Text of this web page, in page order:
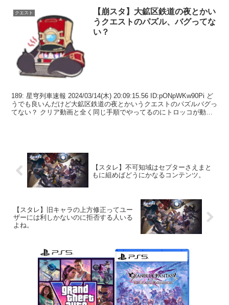
クエスト
【崩スタ】大鉱区鉄道の夜とかい
うクエストのパズル、バグってな
い？
189: 星穹列車速報 2024/03/14(木) 20:09:15.56 ID:pONpWKw90Pi ど
うでも良いんだけど大鉱区鉄道の夜とかいうクエストのパズルバグっ
てない？ クリア動画と全く同じ手順でやってるのにトロッコが動か
【スタレ】不可知域はセプターさえまと
もに組めばどうにかなるコンテンツ。
【スタレ】旧キャラの上方修正ってユー
ザーには利しかないのに拒否する人いる
よね。